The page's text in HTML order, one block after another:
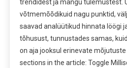
trendidest ja mängu tulemustest.
võtmemõõdikuid nagu punktid,
saavad analüütikud hinnata löögi
tõhusust, tunnustades samas,
on aja jooksul erinevate
sections in the article: Toggle